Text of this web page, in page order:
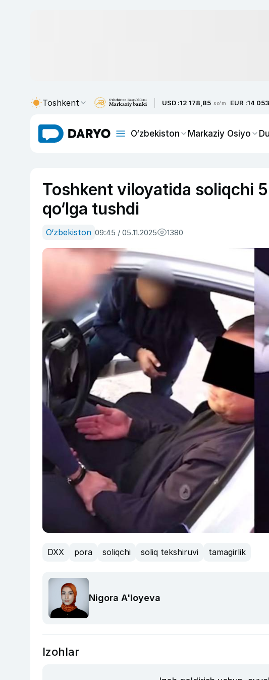
Toshkent USD :12 178,85 so'm EUR :14
O‘zbekiston Markaziy Osiyo
Toshkent viloyatida soliqchi
qo‘lga tushdi
O‘zbekiston 09:45 / 05.11.2025 1380
DXX pora soliqchi soliq tekshiruvi tamagirlik
Nigora A'loyeva
Izohlar